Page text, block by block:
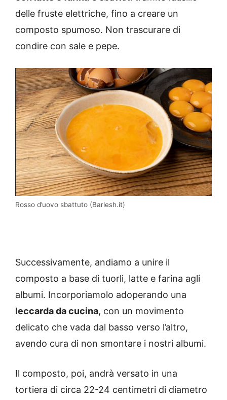
delle fruste elettriche, fino a creare un
composto spumoso. Non trascurare di
condire con sale e pepe.
Rosso d’uovo sbattuto (Barlesh.it)
Successivamente, andiamo a unire il
composto a base di tuorli, latte e farina agli
albumi. Incorporiamolo adoperando una
leccarda da cucina, con un movimento
delicato che vada dal basso verso l’altro,
avendo cura di non smontare i nostri albumi.
Il composto, poi, andrà versato in una
tortiera di circa 22-24 centimetri di diametro